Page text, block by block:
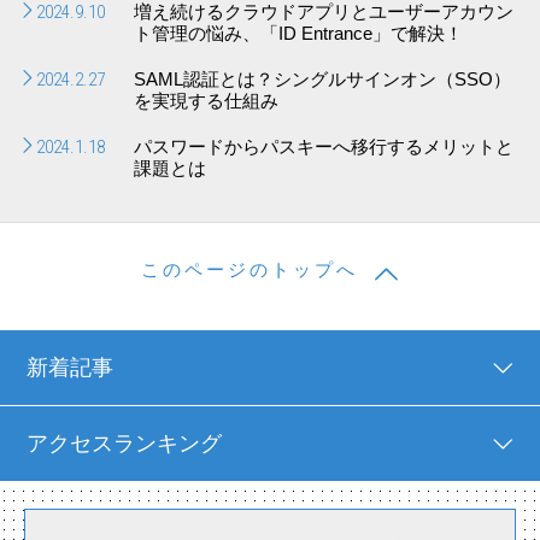
2024.9.10
増え続けるクラウドアプリとユーザーアカウン
ト管理の悩み、「ID Entrance」で解決！
2024.2.27
SAML認証とは？シングルサインオン（SSO）
を実現する仕組み
2024.1.18
パスワードからパスキーへ移行するメリットと
課題とは
このページのトップへ
新着記事
アクセスランキング